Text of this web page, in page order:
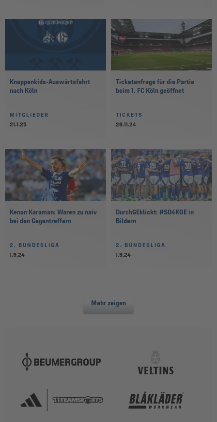
Knappenkids-Auswärtsfahrt
nach Köln
MITGLIEDER
21.1.25
Ticketanfrage für die Partie
beim 1. FC Köln geöffnet
TICKETS
28.11.24
Kenan Karaman: Waren zu naiv
bei den Gegentreffern
2. BUNDESLIGA
1.9.24
DurchGEklickt: #S04KOE in
Bildern
2. BUNDESLIGA
1.9.24
Mehr zeigen